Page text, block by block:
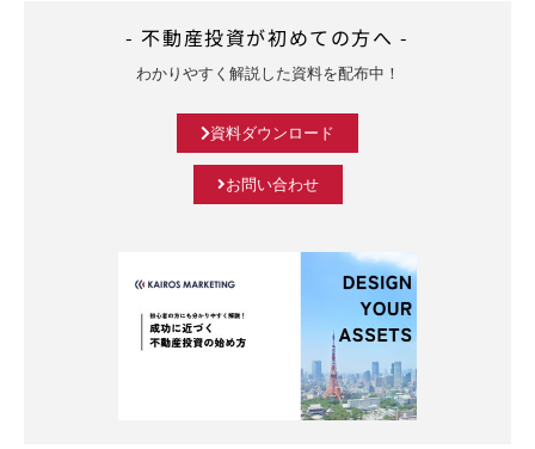
- 不動産投資が初めての方へ -
わかりやすく解説した資料を配布中！
資料ダウンロード
お問い合わせ